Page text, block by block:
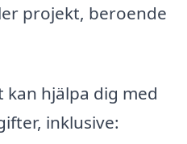
projekt, beroende
hjälpa dig med
inklusive: